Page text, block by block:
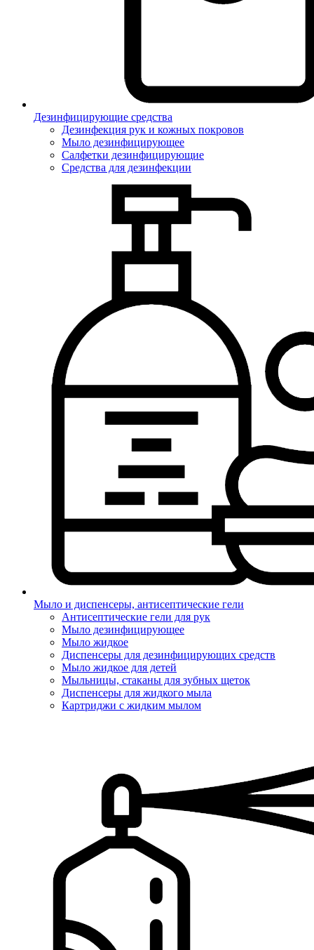
Дезинфицирующие средства
Дезинфекция рук и кожных покровов
Мыло дезинфицирующее
Салфетки дезинфицирующие
Средства для дезинфекции
Мыло и диспенсеры, антисептические гели
Антисептические гели для рук
Мыло дезинфицирующее
Мыло жидкое
Диспенсеры для дезинфицирующих средств
Мыло жидкое для детей
Мыльницы, стаканы для зубных щеток
Диспенсеры для жидкого мыла
Картриджи с жидким мылом